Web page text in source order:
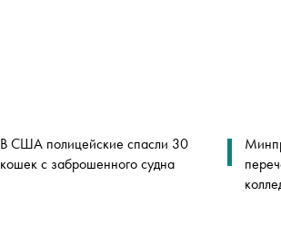
В США полицейские спасли 30
кошек с заброшенного судна